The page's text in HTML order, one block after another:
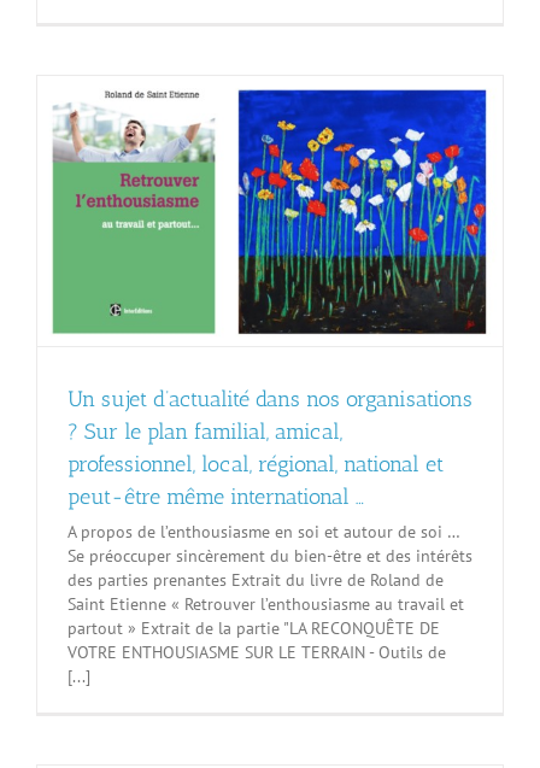
Un sujet d’actualité dans nos organisations
? Sur le plan familial, amical,
professionnel, local, régional, national et
peut-être même international …
A propos de l’enthousiasme en soi et autour de soi …
Se préoccuper sincèrement du bien-être et des intérêts
des parties prenantes Extrait du livre de Roland de
Saint Etienne « Retrouver l’enthousiasme au travail et
partout » Extrait de la partie "LA RECONQUÊTE DE
VOTRE ENTHOUSIASME SUR LE TERRAIN - Outils de
[...]